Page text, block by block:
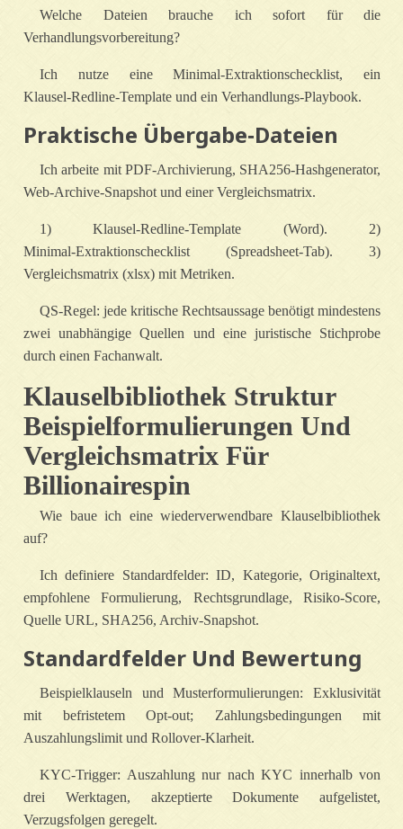
Welche Dateien brauche ich sofort für die
Verhandlungsvorbereitung?
Ich nutze eine Minimal‑Extraktionschecklist, ein
Klausel‑Redline‑Template und ein Verhandlungs‑Playbook.
Praktische Übergabe‑Dateien
Ich arbeite mit PDF‑Archivierung, SHA256‑Hashgenerator,
Web‑Archive‑Snapshot und einer Vergleichsmatrix.
1) Klausel‑Redline‑Template (Word). 2)
Minimal‑Extraktionschecklist (Spreadsheet‑Tab). 3)
Vergleichsmatrix (xlsx) mit Metriken.
QS‑Regel: jede kritische Rechtsaussage benötigt mindestens
zwei unabhängige Quellen und eine juristische Stichprobe
durch einen Fachanwalt.
Klauselbibliothek Struktur
Beispielformulierungen Und
Vergleichsmatrix Für
Billionairespin
Wie baue ich eine wiederverwendbare Klauselbibliothek
auf?
Ich definiere Standardfelder: ID, Kategorie, Originaltext,
empfohlene Formulierung, Rechtsgrundlage, Risiko‑Score,
Quelle URL, SHA256, Archiv‑Snapshot.
Standardfelder Und Bewertung
Beispielklauseln und Musterformulierungen: Exklusivität
mit befristetem Opt‑out; Zahlungsbedingungen mit
Auszahlungslimit und Rollover‑Klarheit.
KYC‑Trigger: Auszahlung nur nach KYC innerhalb von
drei Werktagen, akzeptierte Dokumente aufgelistet,
Verzugsfolgen geregelt.